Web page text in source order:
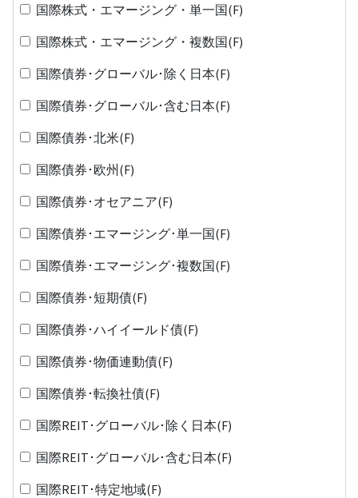
国際株式・エマージング・単一国(F)
国際株式・エマージング・複数国(F)
国際債券･グローバル･除く日本(F)
国際債券･グローバル･含む日本(F)
国際債券･北米(F)
国際債券･欧州(F)
国際債券･オセアニア(F)
国際債券･エマージング･単一国(F)
国際債券･エマージング･複数国(F)
国際債券･短期債(F)
国際債券･ハイイールド債(F)
国際債券･物価連動債(F)
国際債券･転換社債(F)
国際REIT･グローバル･除く日本(F)
国際REIT･グローバル･含む日本(F)
国際REIT･特定地域(F)